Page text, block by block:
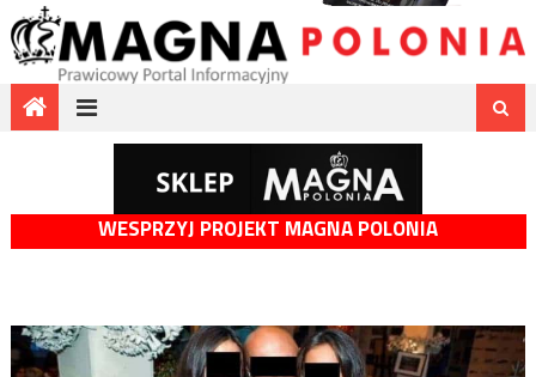
WESPRZYJ PROJEKT MAGNA POLONIA